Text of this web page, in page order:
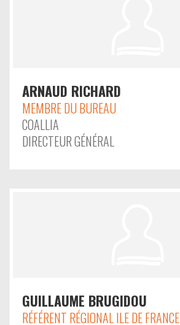
ARNAUD RICHARD
MEMBRE DU BUREAU
COALLIA
DIRECTEUR GÉNÉRAL
GUILLAUME BRUGIDOU
RÉFÉRENT RÉGIONAL ILE DE FRANCE